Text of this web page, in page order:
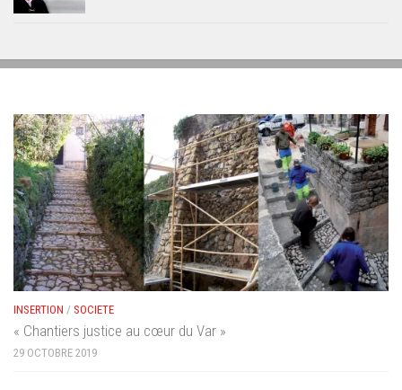
INSERTION / SOCIETE
« Chantiers justice au cœur du Var »
29 OCTOBRE 2019